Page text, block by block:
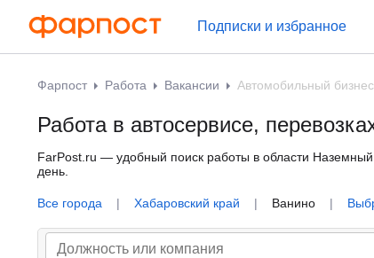
Подписки и избранное
Фарпост Работа Вакансии Автомобильный бизнес
Работа в автосервисе,
FarPost.ru — удобный поиск работы в области
день.
Все города | Хабаровский край | Ванино |